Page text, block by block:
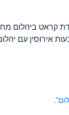
אירוסין עם